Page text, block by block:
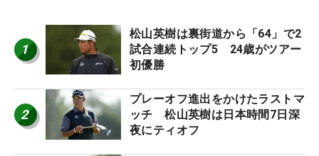
1
松山英樹は裏街道から「64」で2
試合連続トップ5 24歳がツアー
初優勝
2
プレーオフ進出をかけたラストマ
ッチ 松山英樹は日本時間7日深
夜にティオフ